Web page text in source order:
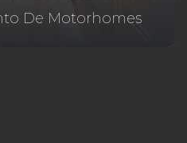
De Motorhomes